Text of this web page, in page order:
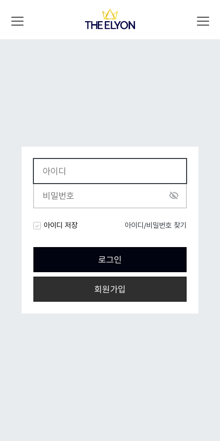
아이디 저장 아이디/비밀번호 찾기
회원가입